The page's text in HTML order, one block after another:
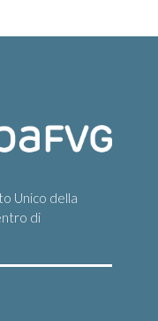
Unico della
di